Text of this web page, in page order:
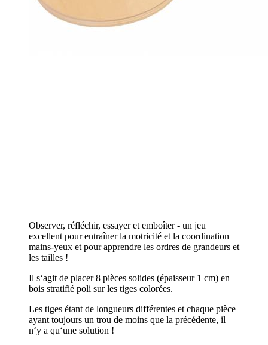
Observer, réfléchir, essayer et emboîter - un jeu
excellent pour entraîner la motricité et la coordination
mains-yeux et pour apprendre les ordres de grandeurs et
les tailles !
Il s‘agit de placer 8 pièces solides (épaisseur 1 cm) en
bois stratifié poli sur les tiges colorées.
Les tiges étant de longueurs différentes et chaque pièce
ayant toujours un trou de moins que la précédente, il
n‘y a qu‘une solution !